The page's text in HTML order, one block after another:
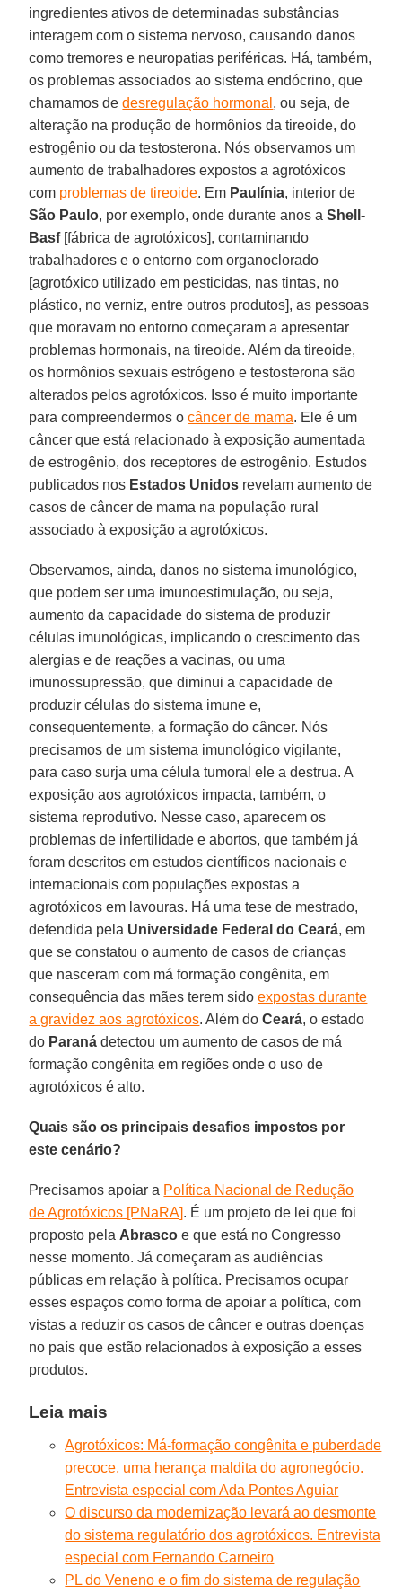
ingredientes ativos de determinadas substâncias
interagem com o sistema nervoso, causando danos
como tremores e neuropatias periféricas. Há, também,
os problemas associados ao sistema endócrino, que
chamamos dedesregulação hormonal , ou seja, de
alteração na produção de hormônios da tireoide, do
estrogênio ou da testosterona. Nós observamos um
aumento de trabalhadores expostos a agrotóxicos
com problemas de tireoide. Em Paulínia, interior de
São Paulo, por exemplo, onde durante anos aShell-
Basf[fábrica de agrotóxicos], contaminando
trabalhadores e o entorno com organoclorado
[agrotóxico utilizado em pesticidas, nas tintas, no
plástico, no verniz, entre outros produtos], as pessoas
que moravam no entorno começaram a apresentar
problemas hormonais, na tireoide. Além da tireoide,
os hormônios sexuais estrógeno e testosterona são
alterados pelos agrotóxicos. Isso é muito importante
para compreendermos ocâncer de mama. Ele é um
câncer que está relacionado à exposição aumentada
de estrogênio, dos receptores de estrogênio. Estudos
publicados nos Estados Unidos revelam aumento de
casos de câncer de mama na população rural
associado à exposição a agrotóxicos.
Observamos, ainda, danos no sistema imunológico,
que podem ser uma imunoestimulação, ou seja,
aumento da capacidade do sistema de produzir
células imunológicas, implicando o crescimento das
alergias e de reações a vacinas, ou uma
imunossupressão, que diminui a capacidade de
produzir células do sistema imune e,
consequentemente, a formação do câncer. Nós
precisamos de um sistema imunológico vigilante,
para caso surja uma célula tumoral ele a destrua. A
exposição aos agrotóxicos impacta, também, o
sistema reprodutivo. Nesse caso, aparecem os
problemas de infertilidade e abortos, que também já
foram descritos em estudos científicos nacionais e
internacionais com populações expostas a
agrotóxicos em lavouras. Há uma tese de mestrado,
defendida pela Universidade Federal do Ceará, em
que se constatou o aumento de casos de crianças
que nasceram com má formação congênita, em
consequência das mães terem sidoexpostas durante
a gravidez aos agrotóxicos. Além doCeará, o estado
do Paraná detectou um aumento de casos de má
formação congênita em regiões onde o uso de
agrotóxicos é alto.
Quais são os principais desafios impostos por
este cenário?
Precisamos apoiar a Política Nacional de Redução
de Agrotóxicos [PNaRA]. É um projeto de lei que foi
proposto pela Abrasco e que está no Congresso
nesse momento. Já começaram as audiências
públicas em relação à política. Precisamos ocupar
esses espaços como forma de apoiar a política, com
vistas a reduzir os casos de câncer e outras doenças
no país que estão relacionados à exposição a esses
produtos.
Leia mais
Agrotóxicos: Má-formação congênita e puberdade
precoce, uma herança maldita do agronegócio.
Entrevista especial com Ada Pontes Aguiar
O discurso da modernização levará ao desmonte
do sistema regulatório dos agrotóxicos. Entrevista
especial com Fernando Carneiro
PL do Veneno e o fim do sistema de regulação